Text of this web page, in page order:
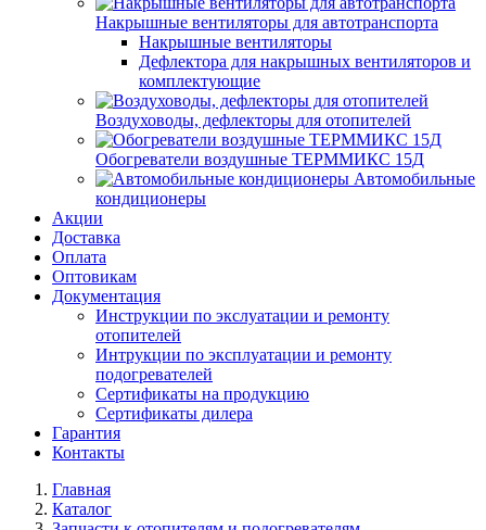
Накрышные вентиляторы для автотранспорта
Накрышные вентиляторы
Дефлектора для накрышных вентиляторов и
комплектующие
Воздуховоды, дефлекторы для отопителей
Обогреватели воздушные ТЕРММИКС 15Д
Автомобильные
кондиционеры
Акции
Доставка
Оплата
Оптовикам
Документация
Инструкции по экслуатации и ремонту
отопителей
Интрукции по эксплуатации и ремонту
подогревателей
Сертификаты на продукцию
Сертификаты дилера
Гарантия
Контакты
Главная
Каталог